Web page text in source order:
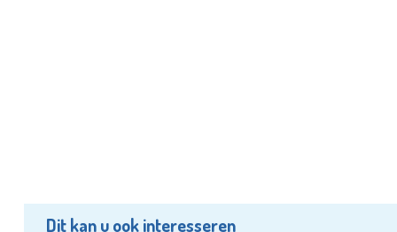
Dit kan u ook interesseren